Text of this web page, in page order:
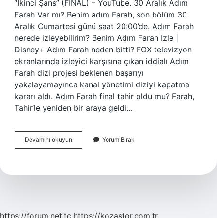
“İkinci Şans” (FİNAL) – YouTube. 30 Aralık Adım
Farah Var mı? Benim adım Farah, son bölüm 30
Aralık Cumartesi günü saat 20:00’de. Adım Farah
nerede izleyebilirim? Benim Adım Farah İzle |
Disney+ Adım Farah neden bitti? FOX televizyon
ekranlarında izleyici karşısına çıkan iddialı Adım
Farah dizi projesi beklenen başarıyı
yakalayamayınca kanal yönetimi diziyi kapatma
kararı aldı. Adım Farah final tahir oldu mu? Farah,
Tahir’le yeniden bir araya geldi…
Devamını okuyun
Farah
Final
Yorum Bırak
https://forum.net.tc https://kozastor.com.tr